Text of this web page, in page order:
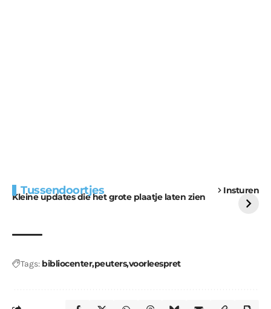
Tussendoortjes Insturen
Kleine updates die het grote plaatje laten zien
voor kabouters
uitdaging
Tags: bibliocenterpeutersvoorleespret